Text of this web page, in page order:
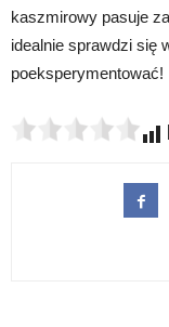
kaszmirowy pasuje
idealnie sprawdzi się
poeksperymentować!